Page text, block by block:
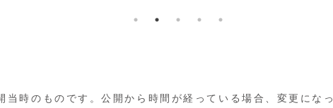
時のものです。公開から時間が経っている場合、変更になっ